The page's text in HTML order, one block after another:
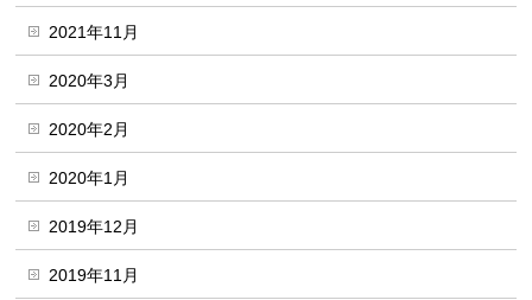
2021年11月
2020年3月
2020年2月
2020年1月
2019年12月
2019年11月